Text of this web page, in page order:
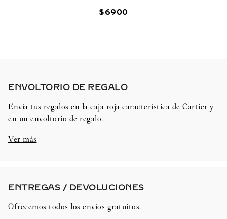
$6900
ENVOLTORIO DE REGALO​
Envía tus regalos en la caja roja característica de Cartier y
en un envoltorio de regalo.
Ver más
ENTREGAS / DEVOLUCIONES​
Ofrecemos todos los envíos gratuitos.